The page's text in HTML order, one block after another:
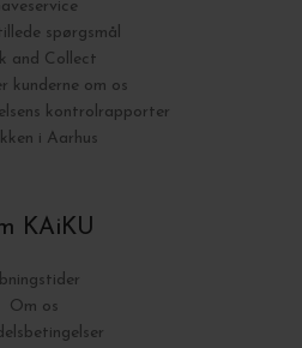
spørgsmål
and Collect
kunderne om os
kontrolrapporter
i Aarhus
KAiKU
Om os